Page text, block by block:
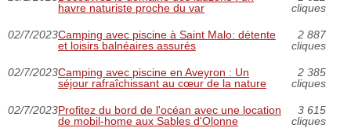
havre naturiste proche du var
cliques
02/7/2023Camping avec piscine à Saint Malo: détente
et loisirs balnéaires assurés
2 887
cliques
02/7/2023Camping avec piscine en Aveyron : Un
séjour rafraîchissant au cœur de la nature
2 385
cliques
02/7/2023Profitez du bord de l'océan avec une location
de mobil-home aux Sables d'Olonne
3 615
cliques